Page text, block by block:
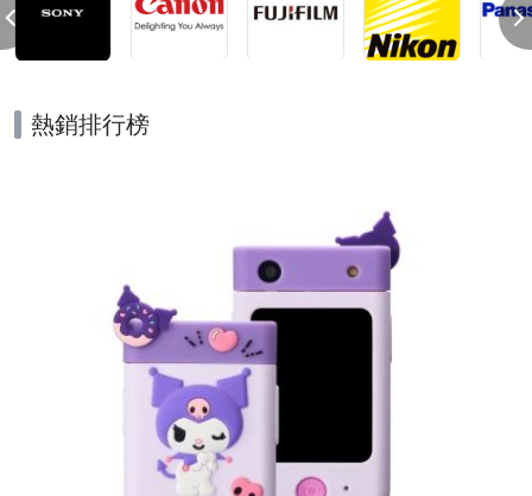
熱銷排行榜